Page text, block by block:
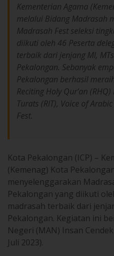
Kementerian Agama
melalui Bidang Madrasah
Madrasah Fest seleksi
diikuti oleh 46 Peserta
terbaik dari jenjang MI,
Pekalongan. Sebanyak
Pekalongan berhasil
Reciting Holy Qur’an
Turats (RIT), Voice of
Fest.
Kota Pekalongan (ICP) –
(Kemenag) Kota
menyelenggarakan
Pekalongan yang diikuti
madrasah terbaik dari
Pekalongan. Kegiatan ini
Negeri (MAN) Insan
Juli 2023).